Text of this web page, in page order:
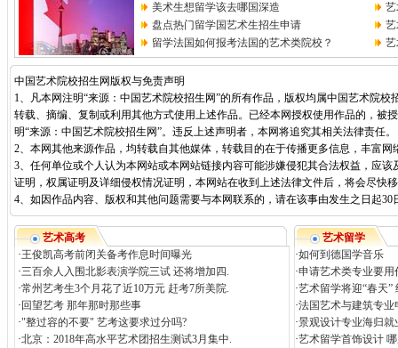
美术生想留学该去哪国深造
盘点热门留学国艺术生招生申请
留学法国如何报考法国的艺术类院校？
中国艺术院校招生网版权与免责声明
1、凡本网注明“来源：中国艺术院校招生网”的所有作品，版权均属中国艺术院
转载、摘编、复制或利用其他方式使用上述作品。已经本网授权使用作品的，被
明“来源：中国艺术院校招生网”。违反上述声明者，本网将追究其相关法律责任。
2、本网其他来源作品，均转载自其他媒体，转载目的在于传播更多信息，丰富
3、任何单位或个人认为本网站或本网站链接内容可能涉嫌侵犯其合法权益，应
证明，权属证明及详细侵权情况证明，本网站在收到上述法律文件后，将会尽快
4、如因作品内容、版权和其他问题需要与本网联系的，请在该事由发生之日起30
艺术高考
·王俊凯高考前闭关备考作息时间曝光
·三百余人入围北影表演学院三试 还将增加四.
·常州艺考生3个月花了近10万元 赶考7所美院.
· 回望艺考 那年那时那些事
·"整过容的不要" 艺考这要求过分吗?
·北京：2018年高水平艺术团招生测试3月集中.
艺术留学
·如何到德国学音乐
·申请艺术类专业要用
·艺术留学将迎“春天”
·法国艺术与建筑专业
·景观设计专业海归就
·艺术留学首饰设计